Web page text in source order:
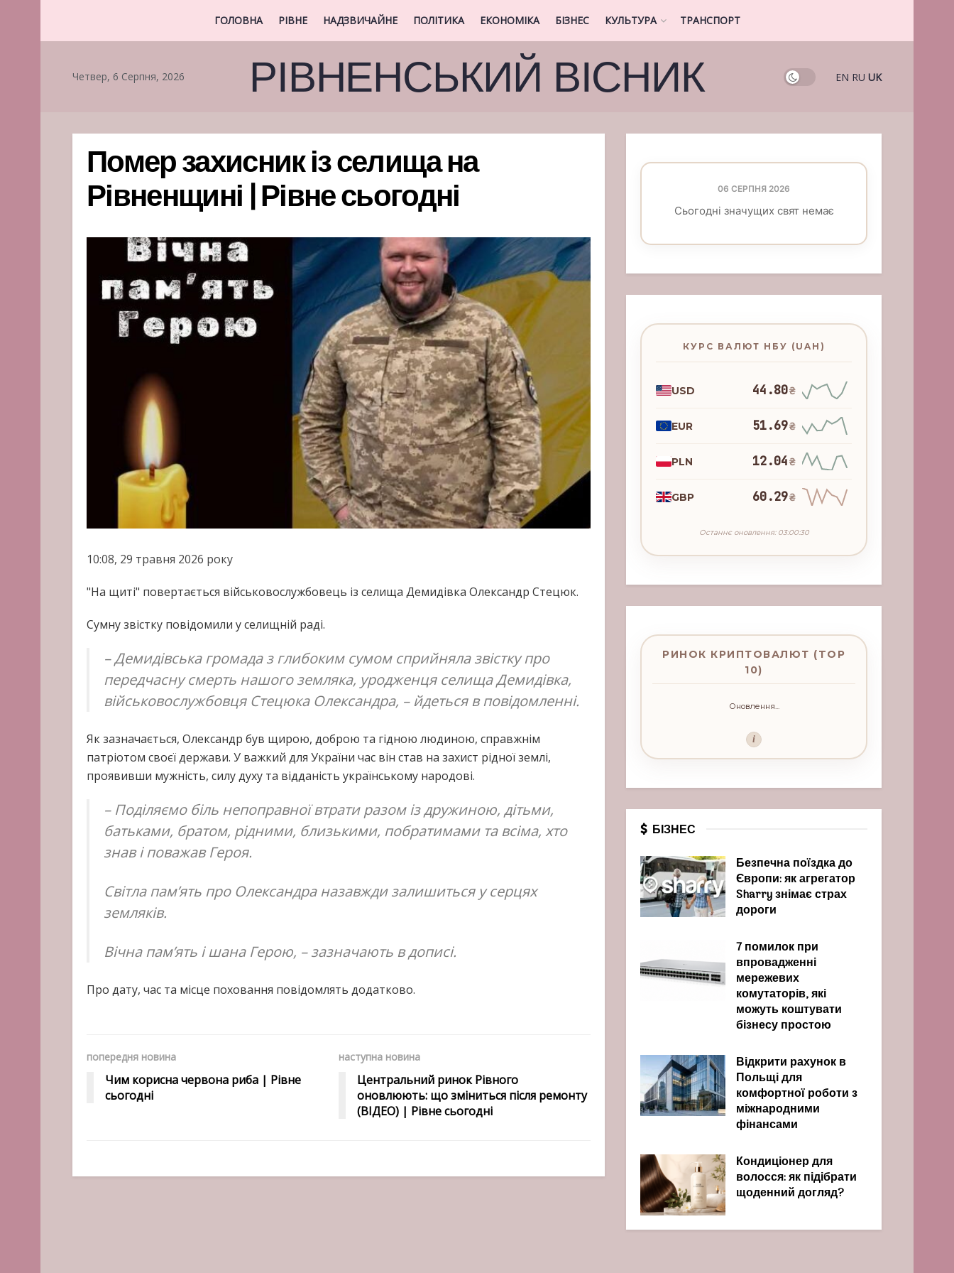
ГОЛОВНА РІВНЕ НАДЗВИЧАЙНЕ ПОЛІТИКА ЕКОНОМІКА БІЗНЕС КУЛЬТУРА ТРАНСПОРТ
Четвер, 6 Серпня, 2026 РІВНЕНСЬКИЙ ВІСНИК EN RU UK
Помер захисник із селища на
Рівненщині | Рівне сьогодні
10:08, 29 травня 2026 року
"На щиті" повертається військовослужбовець із селища Демидівка Олександр Стецюк.
Сумну звістку повідомили у селищній раді.
– Демидівська громада з глибоким сумом сприйняла звістку про
передчасну смерть нашого земляка, уродженця селища Демидівка,
військовослужбовця Стецюка Олександра, – йдеться в повідомленні.
Як зазначається, Олександр був щирою, доброю та гідною людиною, справжнім
патріотом своєї держави. У важкий для України час він став на захист рідної землі,
проявивши мужність, силу духу та відданість українському народові.
– Поділяємо біль непоправної втрати разом із дружиною, дітьми,
батьками, братом, рідними, близькими, побратимами та всіма, хто
знав і поважав Героя.
Світла пам’ять про Олександра назавжди залишиться у серцях
земляків.
Вічна пам’ять і шана Герою, – зазначають в дописі.
Про дату, час та місце поховання повідомлять додатково.
попередня новина
Чим корисна червона риба | Рівне
сьогодні
наступна новина
Центральний ринок Рівного
оновлюють: що зміниться після ремонту
(ВІДЕО) | Рівне сьогодні
06 СЕРПНЯ 2026
Сьогодні значущих свят немає
КУРС ВАЛЮТ НБУ (UAH)
USD 44.80₴
EUR 51.69₴
PLN 12.04₴
GBP 60.29₴
Останнє оновлення: 03:00:30
РИНОК КРИПТОВАЛЮТ (TOP
10)
Оновлення...
i
БІЗНЕС
Безпечна поїздка до
Європи: як агрегатор
Sharry знімає страх
дороги
7 помилок при
впровадженні
мережевих
комутаторів, які
можуть коштувати
бізнесу простою
Відкрити рахунок в
Польщі для
комфортної роботи з
міжнародними
фінансами
Кондиціонер для
волосся: як підібрати
щоденний догляд?